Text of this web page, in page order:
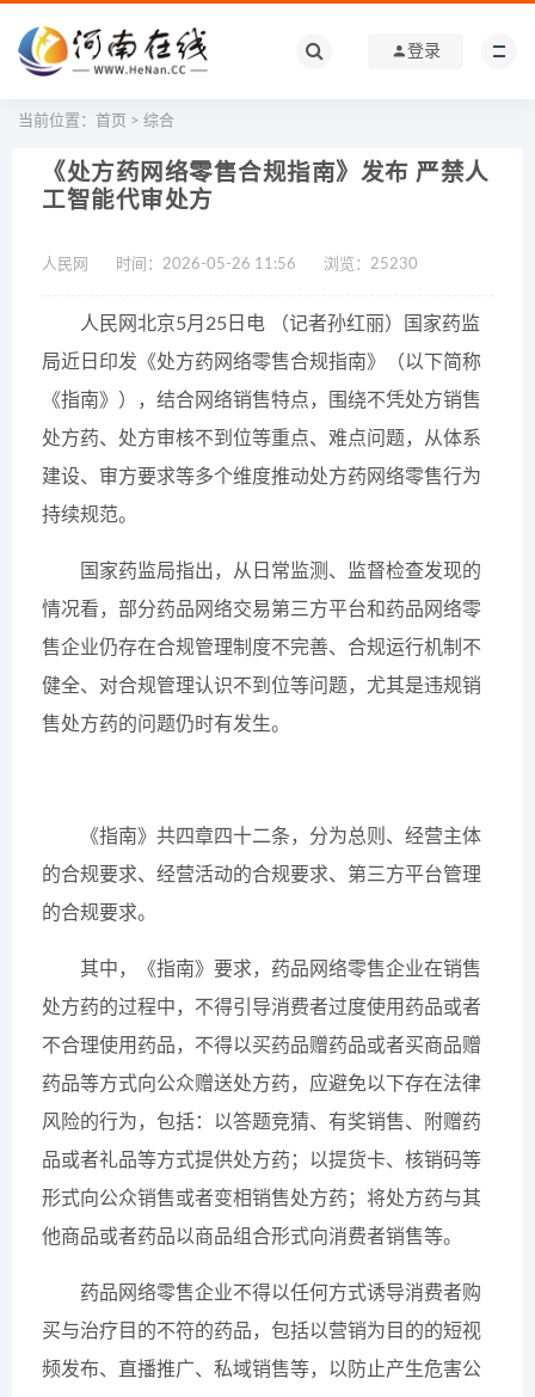
登录
当前位置： 首页 > 综合
《处方药网络零售合规指南》发布 严禁人
工智能代审处方
人民网 时间：2026-05-26 11:56 浏览： 25230
人民网北京5月25日电 （记者孙红丽）国家药监
局近日印发《处方药网络零售合规指南》（以下简称
《指南》），结合网络销售特点，围绕不凭处方销售
处方药、处方审核不到位等重点、难点问题，从体系
建设、审方要求等多个维度推动处方药网络零售行为
持续规范。
国家药监局指出，从日常监测、监督检查发现的
情况看，部分药品网络交易第三方平台和药品网络零
售企业仍存在合规管理制度不完善、合规运行机制不
健全、对合规管理认识不到位等问题，尤其是违规销
售处方药的问题仍时有发生。
《指南》共四章四十二条，分为总则、经营主体
的合规要求、经营活动的合规要求、第三方平台管理
的合规要求。
其中，《指南》要求，药品网络零售企业在销售
处方药的过程中，不得引导消费者过度使用药品或者
不合理使用药品，不得以买药品赠药品或者买商品赠
药品等方式向公众赠送处方药，应避免以下存在法律
风险的行为，包括：以答题竞猜、有奖销售、附赠药
品或者礼品等方式提供处方药；以提货卡、核销码等
形式向公众销售或者变相销售处方药；将处方药与其
他商品或者药品以商品组合形式向消费者销售等。
药品网络零售企业不得以任何方式诱导消费者购
买与治疗目的不符的药品，包括以营销为目的的短视
频发布、直播推广、私域销售等，以防止产生危害公